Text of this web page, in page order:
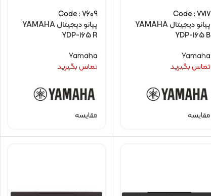
Code : 7717
پیانو دیجیتال YAMAHA
YDP-165 B
Yamaha
تماس بگیرید
مقایسه
Code : 7609
پیانو دیجیتال YAMAHA
YDP-165 R
Yamaha
تماس بگیرید
مقایسه